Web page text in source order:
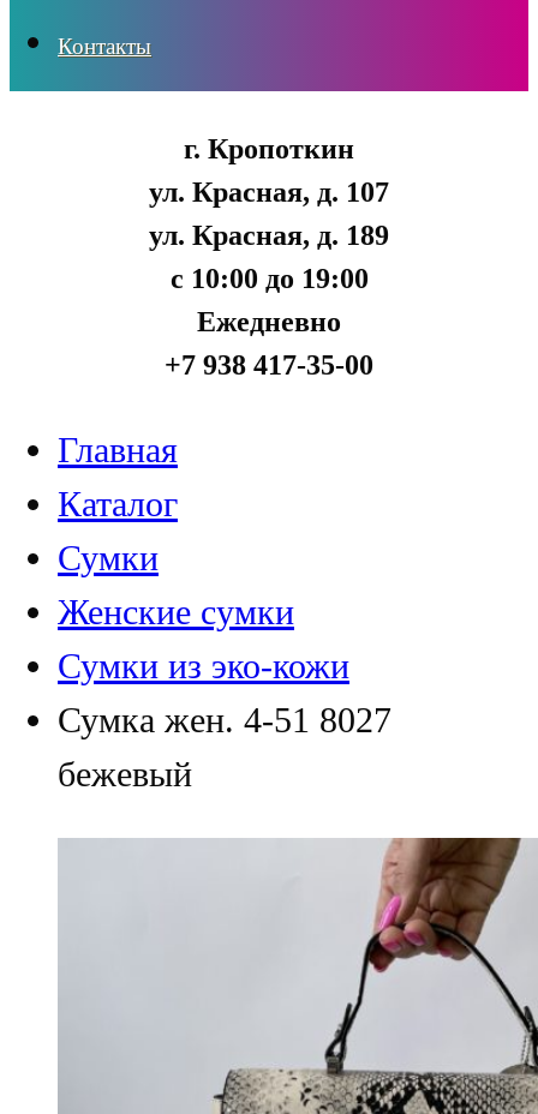
Контакты
г. Кропоткин
ул. Красная, д. 107
ул. Красная, д. 189
с 10:00 до 19:00
Ежедневно
+7 938 417-35-00
Главная
Каталог
Сумки
Женские сумки
Сумки из эко-кожи
Сумка жен. 4-51 8027
бежевый